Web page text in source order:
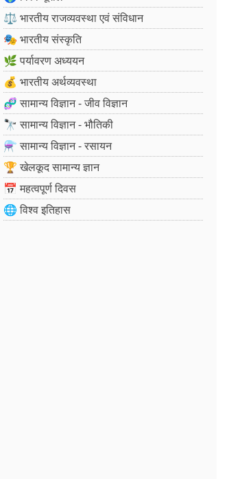
⚖️ भारतीय राजव्यवस्था एवं संविधान
🎭 भारतीय संस्कृति
🌿 पर्यावरण अध्ययन
💰 भारतीय अर्थव्यवस्था
🧬 सामान्य विज्ञान - जीव विज्ञान
🔭 सामान्य विज्ञान - भौतिकी
⚗️ सामान्य विज्ञान - रसायन
🏆 खेलकूद सामान्य ज्ञान
📅 महत्वपूर्ण दिवस
🌐 विश्व इतिहास